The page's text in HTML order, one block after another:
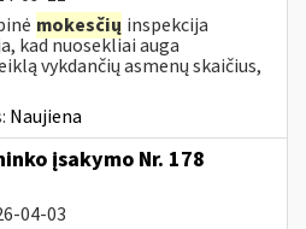
mokesčių inspekcija
kad nuosekliai auga
vykdančių asmenų skaičius,
Naujiena
įsakymo Nr. 178
04-03